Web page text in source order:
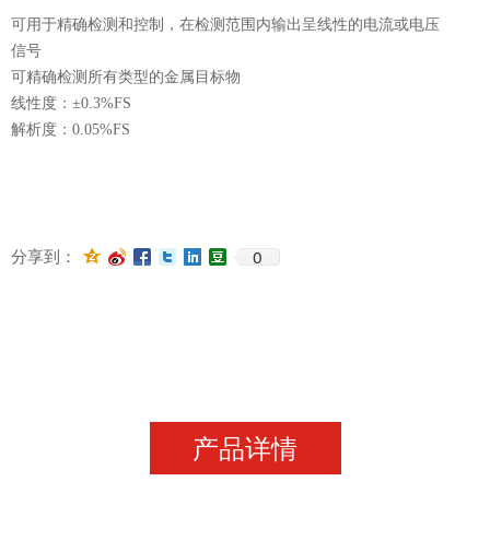
可用于精确检测和控制，在检测范围内输出呈线性的电流或电压
信号
可精确检测所有类型的金属目标物
线性度：±0.3%FS
解析度：0.05%FS
分享到： 0
产品详情